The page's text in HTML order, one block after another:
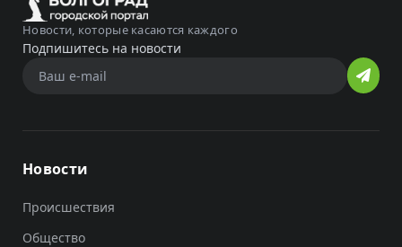
Новости, которые касаются каждого
Подпишитесь на новости
Новости
Происшествия
Общество